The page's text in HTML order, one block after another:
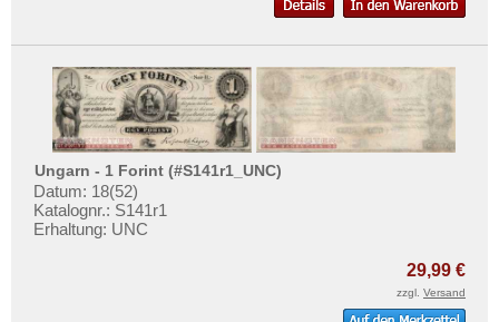
Banknotenbriefe
Kataloge
Aufbewahrung
Gutscheine
Ihre Bewertungen
Kontakt
Ungarn - 1 Forint (#S141r1_UNC)
Datum: 18(52)
Katalognr.: S141r1
Erhaltung: UNC
29,99 €
zzgl. Versand